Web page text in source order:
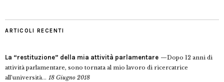
ARTICOLI RECENTI
La “restituzione” della mia attività parlamentare
Dopo 12 anni di
attività parlamentare, sono tornata al mio lavoro di ricercatrice
all’università... 18 Giugno 2018